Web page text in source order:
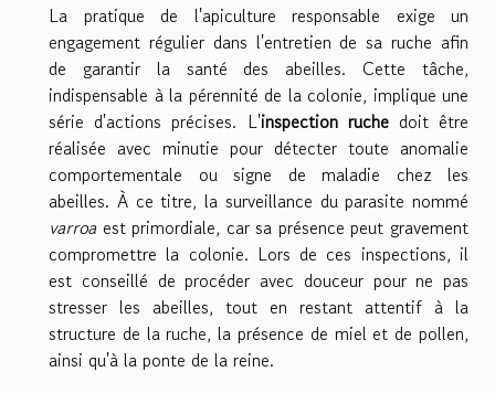
La pratique de l'apiculture responsable exige un
engagement régulier dans l'entretien de sa ruche afin
de garantir la santé des abeilles. Cette tâche,
indispensable à la pérennité de la colonie, implique une
série d'actions précises. L'inspection ruchedoit être
réalisée avec minutie pour détecter toute anomalie
comportementale ou signe de maladie chez les
abeilles. À ce titre, la surveillance du parasite nommé
varroaest primordiale, car sa présence peut gravement
compromettre la colonie. Lors de ces inspections, il
est conseillé de procéder avec douceur pour ne pas
stresser les abeilles, tout en restant attentif à la
structure de la ruche, la présence de miel et de pollen,
ainsi qu'à la ponte de la reine.